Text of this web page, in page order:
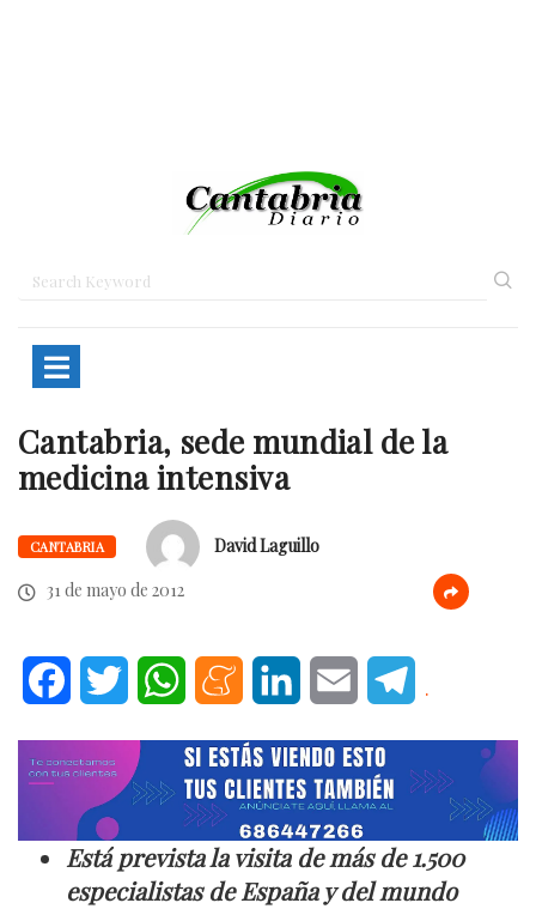
Home Cantabria Cantabria, sede mundial…
Cantabria, sede mundial de la
medicina intensiva
CANTABRIA
David Laguillo
31 de mayo de 2012
FacebookTwitter WhatsAppMeneameLinkedInEmail .
Está prevista la visita de más de 1.500
especialistas de España y del mundo